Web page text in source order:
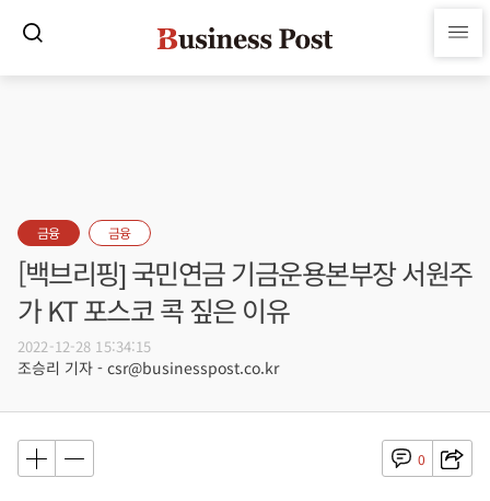
금융 금융
[백브리핑] 국민연금 기금운용본부장 서원주
가 KT 포스코 콕 짚은 이유
2022-12-28 15:34:15
조승리 기자 - csr@businesspost.co.kr
0